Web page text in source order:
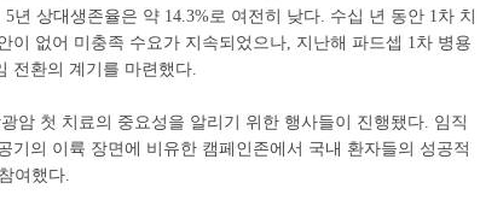
년 상대생존율은 약 14.3%로 여전히 낮다. 수십 년 동안 1차 치
이 없어 미충족 수요가 지속되었으나, 지난해 파드셉 1차 병용
전환의 계기를 마련했다.
광암 첫 치료의 중요성을 알리기 위한 행사들이 진행됐다. 임직
기의 이륙 장면에 비유한 캠페인존에서 국내 환자들의 성공적
여했다.